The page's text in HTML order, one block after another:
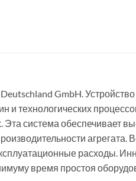
GmbH.
и технологических
система обеспечивает
расходы.
время простоя